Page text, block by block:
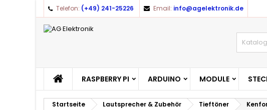
Telefon: (+49) 241-25226 Email: info@agelektronik.de
RASPBERRY PI ARDUINO MODULE
Startseite Lautsprecher & Zubehör Tieftöner